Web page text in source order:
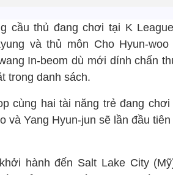
cầu thủ đang chơi tại K
và thủ môn Cho Hyun-woo
In-beom dù mới dính chấn
trong danh sách.
cùng hai tài năng trẻ đang chơi
và Yang Hyun-jun sẽ lần đầu
hành đến Salt Lake City